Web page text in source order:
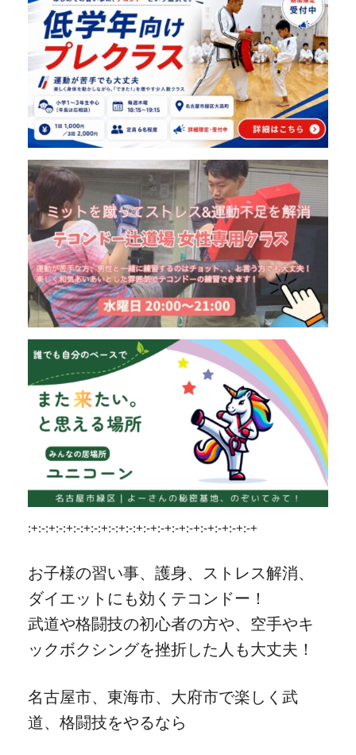
:+:-:+:-:+:-:+:-:+:-:+:-:+:-+:-+:-+:-+:-+:-+:-+:-+
お子様の習い事、護身、ストレス解消、
ダイエットにも効くテコンドー！
武道や格闘技の初心者の方や、空手やキ
ックボクシングを挫折した人も大丈夫！
名古屋市、東海市、大府市で楽しく武
道、格闘技をやるなら